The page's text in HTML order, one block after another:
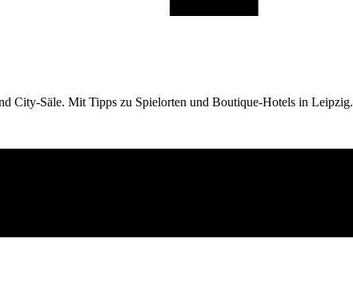
City-Säle. Mit Tipps zu Spielorten und Boutique-Hotels in Leipzig.